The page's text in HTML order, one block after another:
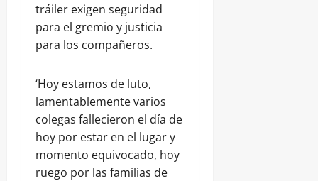
tráiler exigen seguridad
para el gremio y justicia
para los compañeros.
‘Hoy estamos de luto,
lamentablemente varios
colegas fallecieron el día de
hoy por estar en el lugar y
momento equivocado, hoy
ruego por las familias de